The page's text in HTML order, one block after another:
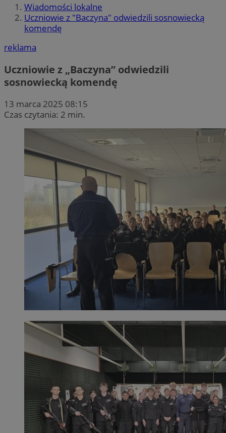
Wiadomości lokalne
Uczniowie z "Baczyna" odwiedzili sosnowiecką
komendę
reklama
Uczniowie z „Baczyna” odwiedzili
sosnowiecką komendę
13 marca 2025 08:15
Czas czytania: 2 min.